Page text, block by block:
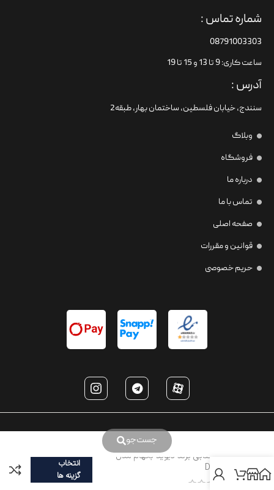
جست‌جو
شماره تماس :
08791003303
ساعت کاری: 9 تا 13 و 15 تا 19
آدرس :
سنندج، خیابان فلسطین،‌ ساختمان بهار، طبقه2
وبلاگ
فروشگاه
درباره ما
تماس با ما
صفحه اصلی
قوانین و مقررات
حریم خصوصی
عینک آفتابی برند دیوید بکهام مدل
DB7077
انتخاب
گزینه ها